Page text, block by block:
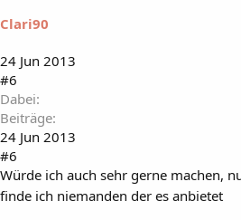
Clari90
24 Jun 2013
#6
Dabei
Beiträge
24 Jun 2013
#6
Würde ich auch sehr gerne machen,
finde ich niemanden der es anbietet